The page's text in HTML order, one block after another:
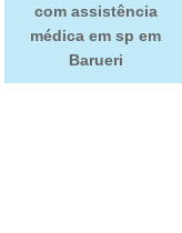
com assistência
médica em sp em
Barueri